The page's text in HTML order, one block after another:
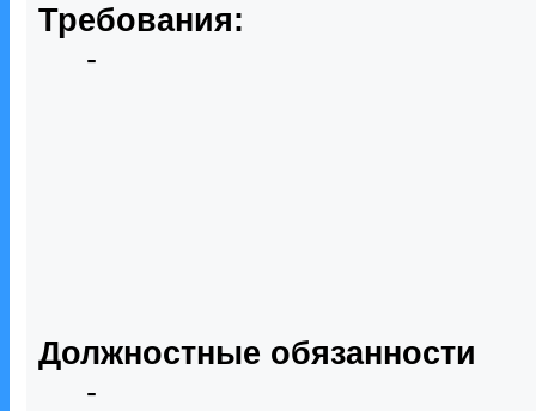
Требования:
-
Должностные обязанности
-